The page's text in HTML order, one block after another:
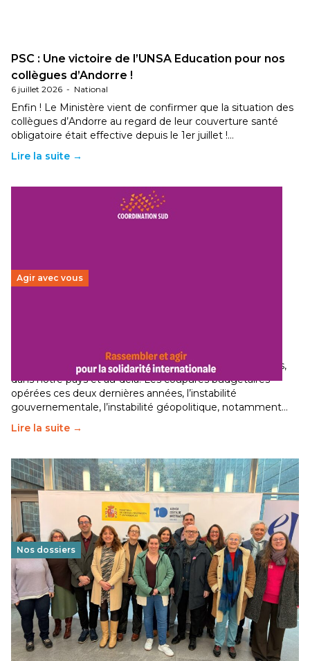
PSC : Une victoire de l’UNSA Education pour nos
collègues d’Andorre !
6 juillet 2026 - National
Enfin ! Le Ministère vient de confirmer que la situation des
collègues d’Andorre au regard de leur couverture santé
obligatoire était effective depuis le 1er juillet !…
Lire la suite →
Agir avec vous
Le secteur humanitaire connaît des difficultés profondes,
dans notre pays et au-delà. Les coupures budgétaires
opérées ces deux dernières années, l’instabilité
gouvernementale, l’instabilité géopolitique, notamment…
Lire la suite →
Nos dossiers
Éducation au vivre-ensemble : un échange croisé
franco-espagnol pour changer d’approche
29 juin 2026-National
Cette année, l'UNSA Éducation a mené un projet Erasmus
soutenu par l'union Européenne et centré sur l'éducation